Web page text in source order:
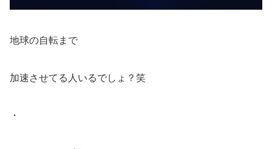
地球の自転まで
加速させてる人いるでしょ？笑
・